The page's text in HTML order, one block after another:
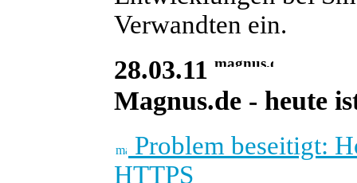
Verwandten ein.
28.03.11
Magnus.de - heute
Problem beseitigt:
HTTPS